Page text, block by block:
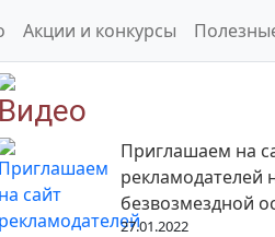
Акции и конкурсы
Видео
Приглашаем на
рекламодателей
безвозмездной
27.01.2022